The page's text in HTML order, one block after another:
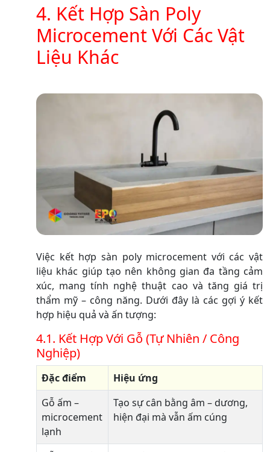
4. Kết Hợp Sàn Poly
Microcement Với Các Vật
Liệu Khác
Việc kết hợp sàn poly microcement với các vật
liệu khác giúp tạo nên không gian đa tầng cảm
xúc, mang tính nghệ thuật cao và tăng giá trị
thẩm mỹ – công năng. Dưới đây là các gợi ý kết
hợp hiệu quả và ấn tượng:
4.1. Kết Hợp Với Gỗ (Tự Nhiên / Công
Nghiệp)
Đặc điểm
Hiệu ứng
Gỗ ấm –
microcement
lạnh
Tạo sự cân bằng âm – dương,
hiện đại mà vẫn ấm cúng